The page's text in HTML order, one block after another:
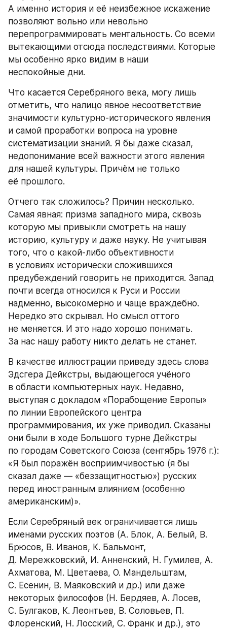
А именно история и её неизбежное искажение
позволяют вольно или невольно
перепрограммировать ментальность. Со всеми
вытекающими отсюда последствиями. Которые
мы особенно ярко видим в наши
неспокойные дни.
Что касается Серебряного века, могу лишь
отметить, что налицо явное несоответствие
значимости культурно-исторического явления
и самой проработки вопроса на уровне
систематизации знаний. Я бы даже сказал,
недопонимание всей важности этого явления
для нашей культуры. Причём не только
её прошлого.
Отчего так сложилось? Причин несколько.
Самая явная: призма западного мира, сквозь
которую мы привыкли смотреть на нашу
историю, культуру и даже науку. Не учитывая
того, что о какой-либо объективности
в условиях исторически сложившихся
предубеждений говорить не приходится. Запад
почти всегда относился к Руси и России
надменно, высокомерно и чаще враждебно.
Нередко это скрывал. Но смысл оттого
не меняется. И это надо хорошо понимать.
За нас нашу работу никто делать не станет.
В качестве иллюстрации приведу здесь слова
Эдсгера Дейкстры, выдающегося учёного
в области компьютерных наук. Недавно,
выступая с докладом «Порабощение Европы»
по линии Европейского центра
программирования, их уже приводил. Сказаны
они были в ходе Большого турне Дейкстры
по городам Советского Союза (сентябрь 1976 г.):
«Я был поражён восприимчивостью (я бы
сказал даже — «беззащитностью») русских
перед иностранным влиянием (особенно
американским)».
Если Серебряный век ограничивается лишь
именами русских поэтов (А. Блок, А. Белый, В.
Брюсов, В. Иванов, К. Бальмонт,
Д. Мережковский, И. Анненский, Н. Гумилев, А.
Ахматова, М. Цветаева, О. Мандельштам,
С. Есенин, В. Маяковский и др.) или даже
некоторых философов (Н. Бердяев, А. Лосев,
С. Булгаков, К. Леонтьев, В. Соловьев, П.
Флоренский, Н. Лосский, С. Франк и др.), это